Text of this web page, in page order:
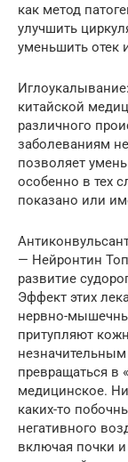
как метод
улучшить
уменьшить отек
китайской
различного
заболеваниям
позволяет
особенно в тех
показано или
— Нейронтин
развитие
Эффект этих
нервно-
притупляют
превращаться в
медицинское.
каких-то
негативного
включая почки